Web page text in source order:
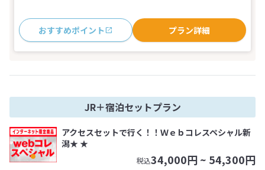
おすすめポイント プラン詳細
JR＋宿泊セットプラン
アクセスセットで行く！！Ｗｅｂコレスペシャル新
潟★ ★
税込34,000円 ~ 54,300円